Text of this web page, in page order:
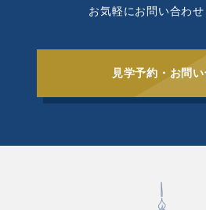
お気軽にお問い合わせ
見学予約・お問